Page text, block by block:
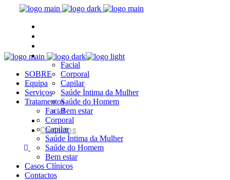
Tratamentos
Facial
Corporal
Capilar
Saúde Íntima da Mulher
Saúde do Homem
Bem estar
Casos Clínicos
Contactos
SOBRE
Equipa
Serviços
Tratamentos
Facial
Corporal
Capilar
Saúde Íntima da Mulher
Saúde do Homem
Bem estar
Casos Clínicos
Contactos